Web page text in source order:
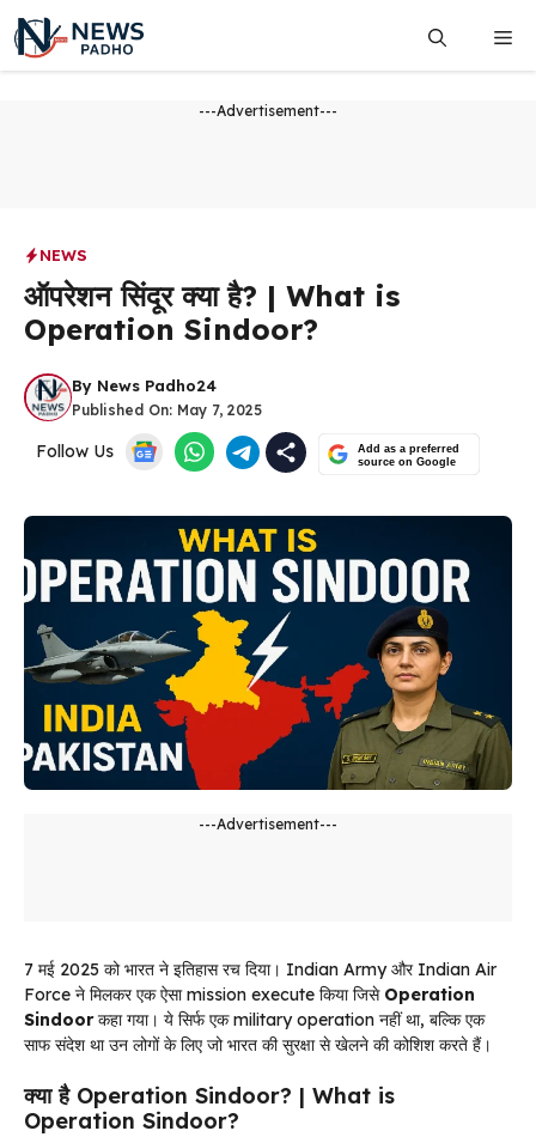
Skip
to
content
---Advertisement---
NEWS
ऑपरेशन सिंदूर क्या है? | What is
Operation Sindoor?
By News Padho24
Published On: May 7, 2025
Follow Us
Add as a preferred
source on Google
---Advertisement---
7 मई 2025 को भारत ने इतिहास रच दिया। Indian Army और Indian Air
Force ने मिलकर एक ऐसा mission execute किया जिसे Operation
Sindoorकहा गया। ये सिर्फ एक military operation नहीं था, बल्कि एक
साफ संदेश था उन लोगों के लिए जो भारत की सुरक्षा से खेलने की कोशिश करते हैं।
क्या है Operation Sindoor? | What is
Operation Sindoor?